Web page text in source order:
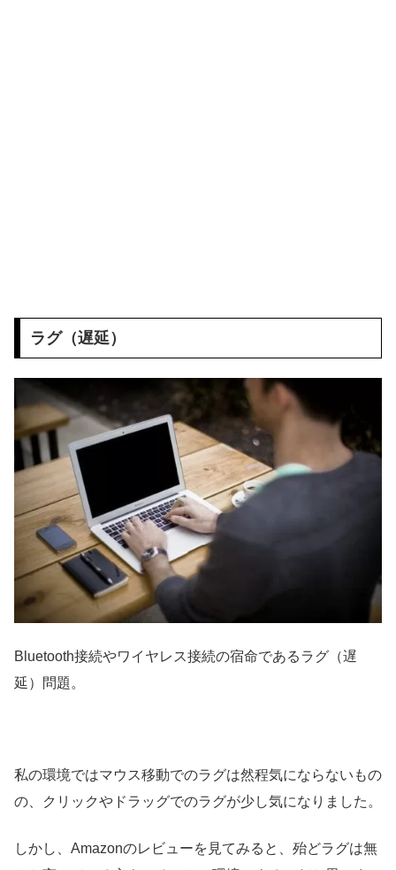
ラグ（遅延）
Bluetooth接続やワイヤレス接続の宿命であるラグ（遅
延）問題。
私の環境ではマウス移動でのラグは然程気にならないもの
の、クリックやドラッグでのラグが少し気になりました。
しかし、Amazonのレビューを見てみると、殆どラグは無